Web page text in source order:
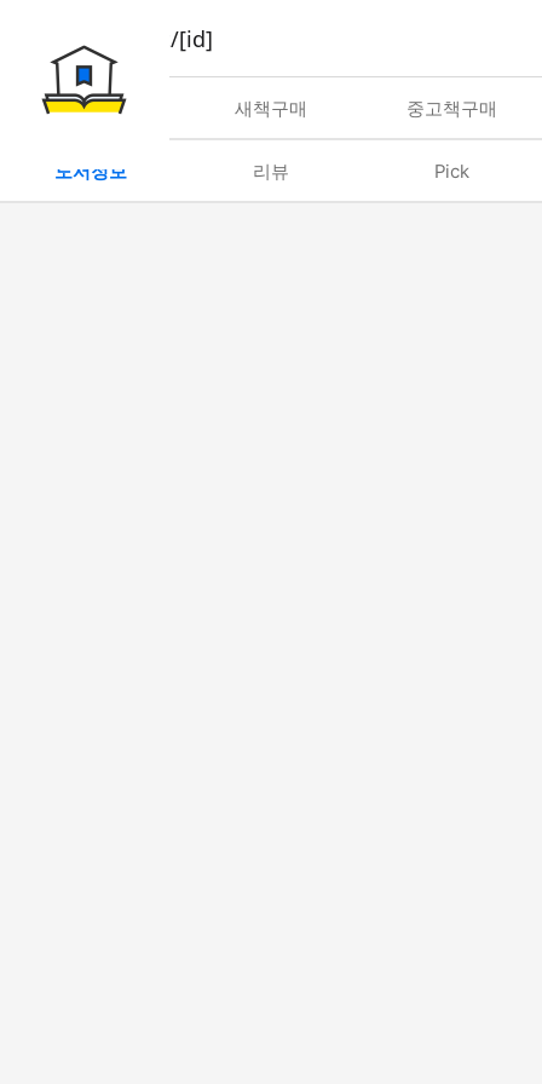
book/rent/[id]
대여 새책구매 중고책구매
도서정보 리뷰 Pick